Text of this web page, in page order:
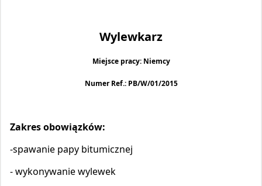
Wylewkarz
Miejsce pracy: Niemcy
Numer Ref.: PB/W/01/2015
Zakres obowiązków:
-spawanie papy bitumicznej
- wykonywanie wylewek